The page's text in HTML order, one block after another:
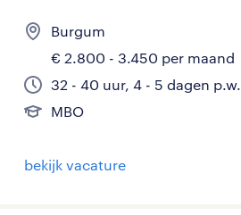
Burgum
€ 2.800 - 3.450 per maand
32 - 40 uur, 4 - 5 dagen p.w.
MBO
bekijk vacature